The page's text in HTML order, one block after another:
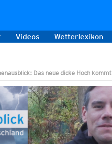
Videos Wetterlexikon
Das neue dicke Hoch kommt